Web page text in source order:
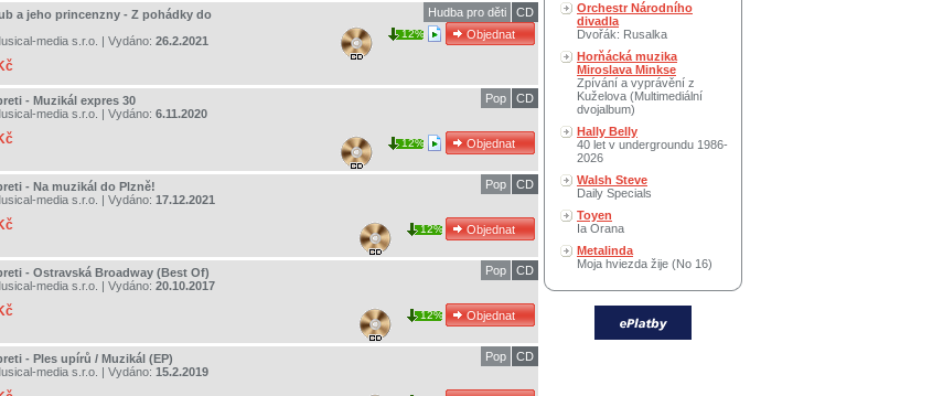
a jeho princenzny - Z pohádky do
media s.r.o. | Vydáno: 26.2.2021
CD
Hudba pro děti
12%
- Muzikál expres 30
media s.r.o. | Vydáno: 6.11.2020
CD
Pop
12%
- Na muzikál do Plzně!
media s.r.o. | Vydáno: 17.12.2021
CD
Pop
12%
- Ostravská Broadway (Best Of)
media s.r.o. | Vydáno: 20.10.2017
CD
Pop
12%
- Ples upírů / Muzikál (EP)
media s.r.o. | Vydáno: 15.2.2019
CD
Pop
Orchestr Národního
divadla
Dvořák: Rusalka
Horňácká muzika
Miroslava Minkse
Zpívání a vyprávění z
Kuželova (Multimediální
dvojalbum)
Hally Belly
40 let v undergroundu 1986-
2026
Walsh Steve
Daily Specials
Toyen
Ia Orana
Metalinda
Moja hviezda žije (No 16)